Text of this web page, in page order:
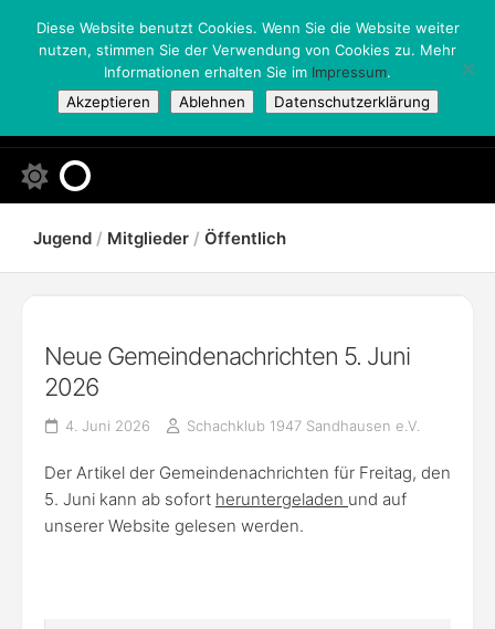
content
Jugend / Mitglieder / Öffentlich
Neue Gemeindenachrichten 5. Juni
2026
4. Juni 2026 Schachklub 1947 Sandhausen e.V.
Der Artikel der Gemeindenachrichten für Freitag, den
5. Juni kann ab sofort heruntergeladen und auf
unserer Website gelesen werden.
Diese Website benutzt Cookies. Wenn Sie die Website weiter
nutzen, stimmen Sie der Verwendung von Cookies zu. Mehr
Informationen erhalten Sie im Impressum.
Akzeptieren
Ablehnen Datenschutzerklärung